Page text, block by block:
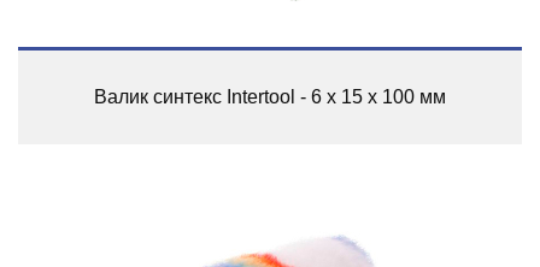
Валик синтекс Intertool - 6 х 15 х 100 мм